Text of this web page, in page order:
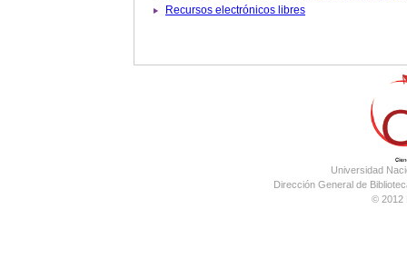
Recursos electrónicos libres
Universidad
Dirección General de
© 2012